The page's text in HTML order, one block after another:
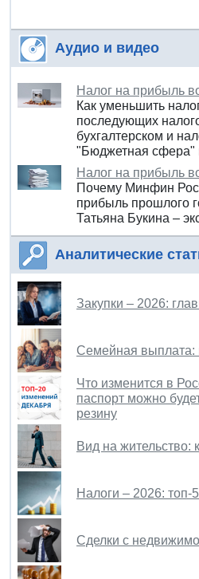
Аудио и видео
Налог на прибыль
Как уменьшить
последующих
бухгалтерском и
"Бюджетная сфера"
Налог на прибыль
Почему Минфин
прибыль прошлого
Татьяна Букина –
Аналитические
Закупки – 2026:
Семейная выплата:
Что изменится в
паспорт можно
резину
Вид на жительство:
Налоги – 2026:
Сделки с